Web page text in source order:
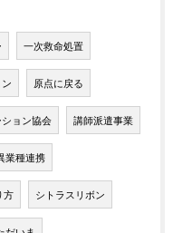
一次救命処置
原点に戻る
ョン協会 講師派遣事業
業種連携
方 シトラスリボン